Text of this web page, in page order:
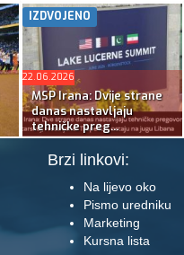
IZDVOJENO
22.06.2026
MSP Irana: Dvije strane
danas nastavljaju
tehničke preg...
Brzi linkovi:
Na lijevo oko
Pismo uredniku
Marketing
Kursna lista